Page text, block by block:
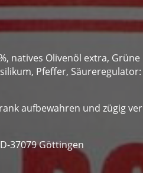
Olivenöl extra, Grüne
Pfeffer,
aufbewahren und zügig
37079 Göttingen